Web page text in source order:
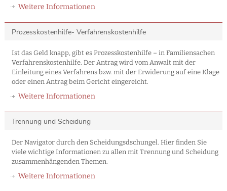
Weitere Informationen
Prozesskostenhilfe- Verfahrenskostenhilfe
Ist das Geld knapp, gibt es Prozesskostenhilfe – in Familiensachen
Verfahrenskostenhilfe. Der Antrag wird vom Anwalt mit der
Einleitung eines Verfahrens bzw. mit der Erwiderung auf eine Klage
oder einen Antrag beim Gericht eingereicht.
Weitere Informationen
Trennung und Scheidung
Der Navigator durch den Scheidungsdschungel. Hier finden Sie
viele wichtige Informationen zu allen mit Trennung und Scheidung
zusammenhängenden Themen.
Weitere Informationen